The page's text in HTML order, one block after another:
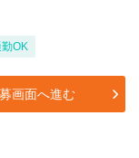
OK
画面へ進む